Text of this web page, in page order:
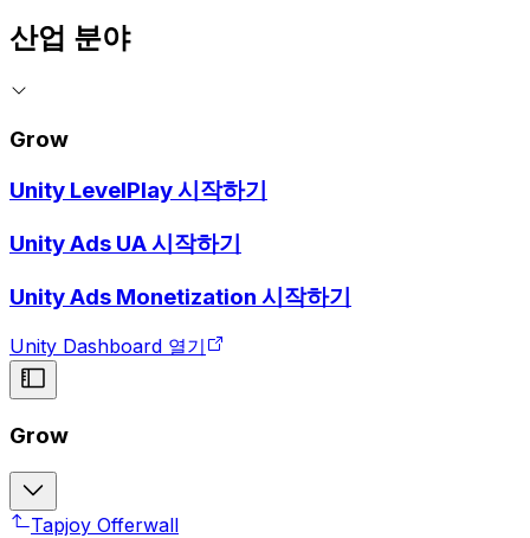
산업 분야
Grow
Unity LevelPlay 시작하기
Unity Ads UA 시작하기
Unity Ads Monetization 시작하기
Unity Dashboard 열기
Grow
Tapjoy Offerwall